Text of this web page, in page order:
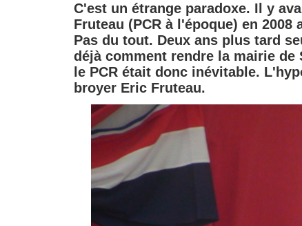
C'est un étrange paradoxe. Il y
Fruteau (PCR à l'époque) en
Pas du tout. Deux ans plus tard
déjà comment rendre la mairie
le PCR était donc inévitable.
broyer Eric Fruteau.